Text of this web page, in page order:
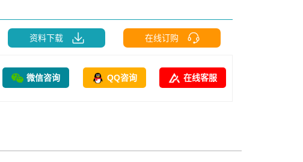
资料下载 在线订购
微信咨询 QQ咨询 在线客服